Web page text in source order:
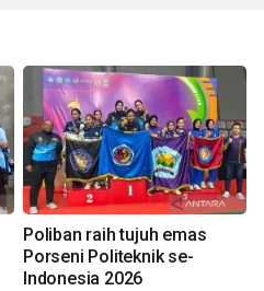
Poliban raih tujuh emas
Porseni Politeknik se-
Indonesia 2026